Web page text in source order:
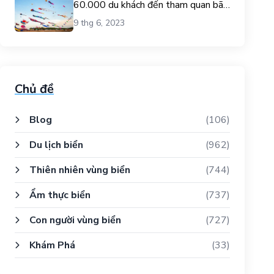
60.000 du khách đến tham quan bãi
biển Gò Công.
9 thg 6, 2023
Chủ đề
Blog
(106)
Du lịch biển
(962)
Thiên nhiên vùng biển
(744)
Ẩm thực biển
(737)
Con người vùng biển
(727)
Khám Phá
(33)